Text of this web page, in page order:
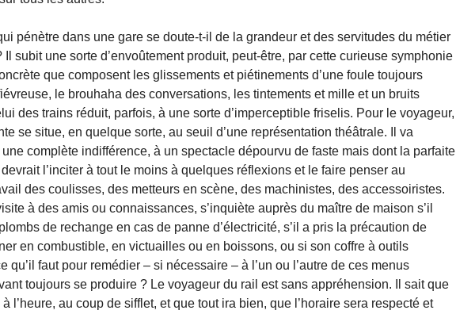
pénètre dans une gare se doute-t-il de la grandeur et des servitudes du métier
Il subit une sorte d’envoûtement produit, peut-être, par cette curieuse symphonie
que composent les glissements et piétinements d’une foule toujours
le brouhaha des conversations, les tintements et mille et un bruits
des trains réduit, parfois, à une sorte d’imperceptible friselis. Pour le voyageur,
se situe, en quelque sorte, au seuil d’une représentation théâtrale. Il va
complète indifférence, à un spectacle dépourvu de faste mais dont la parfaite
l’inciter à tout le moins à quelques réflexions et le faire penser au
des coulisses, des metteurs en scène, des machinistes, des accessoiristes.
à des amis ou connaissances, s’inquiète auprès du maître de maison s’il
de rechange en cas de panne d’électricité, s’il a pris la précaution de
en combustible, en victuailles ou en boissons, ou si son coffre à outils
qu’il faut pour remédier – si nécessaire – à l’un ou l’autre de ces menus
toujours se produire ? Le voyageur du rail est sans appréhension. Il sait que
à l’heure, au coup de sifflet, et que tout ira bien, que l’horaire sera respecté et